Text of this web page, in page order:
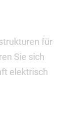
für
Sie sich
elektrisch